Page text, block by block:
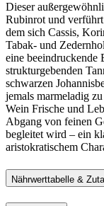
Dieser
Rubinrot und
dem sich Cassis,
Tabak- und
eine beeindruckende
strukturgebenden
schwarzen
jemals marmeladig
Wein Frische und
Abgang von feinen
begleitet wird – ein
aristokratischem
Nährwerttabelle &